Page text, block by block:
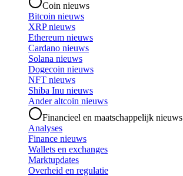
Coin nieuws
Bitcoin nieuws
XRP nieuws
Ethereum nieuws
Cardano nieuws
Solana nieuws
Dogecoin nieuws
NFT nieuws
Shiba Inu nieuws
Ander altcoin nieuws
Financieel en maatschappelijk nieuws
Analyses
Finance nieuws
Wallets en exchanges
Marktupdates
Overheid en regulatie